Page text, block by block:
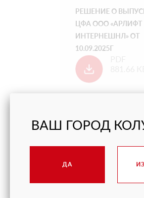
РЕШЕНИЕ О
ЦФА ООО «АРЛИФТ
ИНТЕРНЕШНЛ» ОТ
10.09.2025Г
РЕШЕНИЕ О
ВАШ ГОРОД
ДА